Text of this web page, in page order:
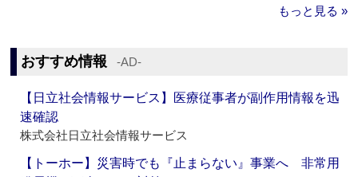
もっと見る »
おすすめ情報 ‐AD‐
【日立社会情報サービス】医療従事者が副作用情報を迅
速確認
株式会社日立社会情報サービス
【トーホー】災害時でも『止まらない』事業へ 非常用